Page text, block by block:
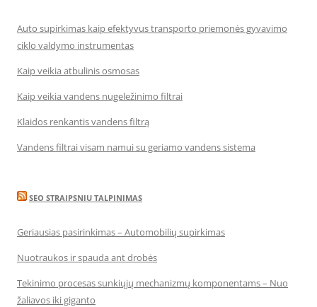
Auto supirkimas kaip efektyvus transporto priemonės gyvavimo
ciklo valdymo instrumentas
Kaip veikia atbulinis osmosas
Kaip veikia vandens nugeležinimo filtrai
Klaidos renkantis vandens filtrą
Vandens filtrai visam namui su geriamo vandens sistema
SEO STRAIPSNIU TALPINIMAS
Geriausias pasirinkimas – Automobilių supirkimas
Nuotraukos ir spauda ant drobės
Tekinimo procesas sunkiųjų mechanizmų komponentams – Nuo
žaliavos iki giganto